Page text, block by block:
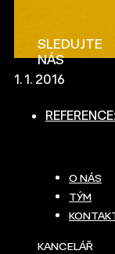
1. 1. 2016
SLEDUJTE
NÁS
O NÁS
TÝM
KANCELÁŘ